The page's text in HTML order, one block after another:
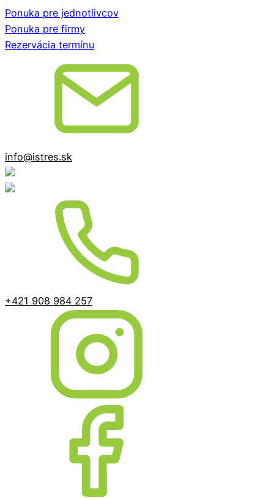
Ponuka pre jednotlivcov
Ponuka pre firmy
Rezervácia termínu
info@istres.sk
+421 908 984 257